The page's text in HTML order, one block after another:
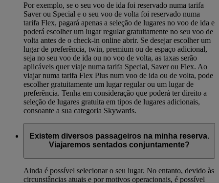
Por exemplo, se o seu voo de ida foi reservado numa tarifa
Saver ou Special e o seu voo de volta foi reservado numa
tarifa Flex, pagará apenas a seleção de lugares no voo de ida e
poderá escolher um lugar regular gratuitamente no seu voo de
volta antes de o check-in online abrir. Se desejar escolher um
lugar de preferência, twin, premium ou de espaço adicional,
seja no seu voo de ida ou no voo de volta, as taxas serão
aplicáveis quer viaje numa tarifa Special, Saver ou Flex. Ao
viajar numa tarifa Flex Plus num voo de ida ou de volta, pode
escolher gratuitamente um lugar regular ou um lugar de
preferência. Tenha em consideração que poderá ter direito a
seleção de lugares gratuita em tipos de lugares adicionais,
consoante a sua categoria Skywards.
Existem diversos passageiros na minha reserva.
Viajaremos sentados conjuntamente?
Ainda é possível selecionar o seu lugar. No entanto, devido às
circunstâncias atuais e por motivos operacionais, é possível